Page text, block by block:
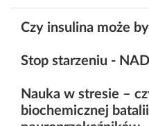
Czy insulina może
Stop starzeniu -
Nauka w stresie –
biochemicznej